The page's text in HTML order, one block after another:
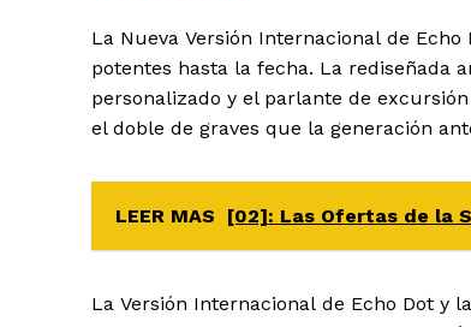
La Nueva Versión Internacional de
potentes hasta la fecha. La rediseñada
personalizado y el parlante de
el doble de graves que la generación
LEER MAS [02]: Las Ofertas de la
La Versión Internacional de Echo Dot y